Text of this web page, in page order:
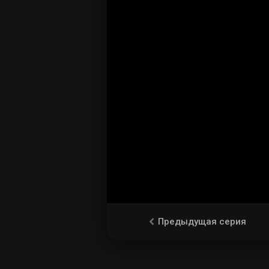
Предыдущая серия